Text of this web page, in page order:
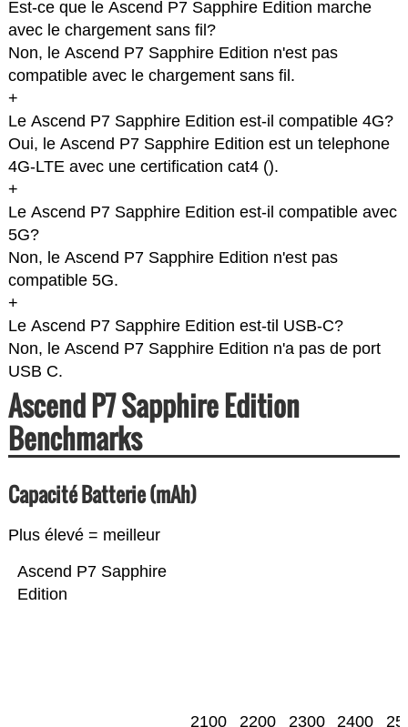
Est-ce que le Ascend P7 Sapphire Edition marche
avec le chargement sans fil?
Non, le Ascend P7 Sapphire Edition n'est pas
compatible avec le chargement sans fil.
+
Le Ascend P7 Sapphire Edition est-il compatible 4G?
Oui, le Ascend P7 Sapphire Edition est un telephone
4G-LTE avec une certification cat4 ().
+
Le Ascend P7 Sapphire Edition est-il compatible avec
5G?
Non, le Ascend P7 Sapphire Edition n'est pas
compatible 5G.
+
Le Ascend P7 Sapphire Edition est-til USB-C?
Non, le Ascend P7 Sapphire Edition n'a pas de port
USB C.
Ascend P7 Sapphire Edition
Benchmarks
Capacité Batterie (mAh)
Plus élevé = meilleur
Ascend P7 Sapphire
Edition
2100 2200 2300 2400